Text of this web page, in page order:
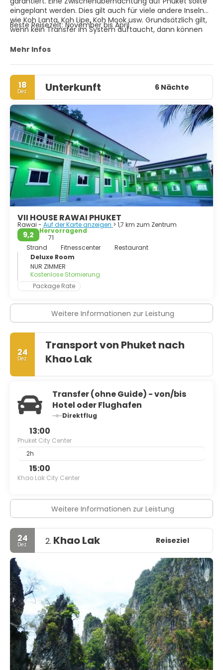
eingeplant werden. Dies gilt auch für viele andere Inseln
wie Koh Lanta, Koh Lipe, Koh Mook usw. Grundsätzlich gilt,
wenn kein Transfer im System auftaucht, dann können
angepasst werden.
Beste Reisezeit: November bis April
Mehr Infos
18
Dez. Unterkunft 6 Nächte
VII HOUSE RAWAI PHUKET
Rawai - Auf der Karte anzeigen > 1,7 km zum Zentrum
9,2
Hervorragend
71
Strand
Fitnesscenter
Restaurant
Deluxe Room
NUR ZIMMER
Kostenlose Stornierung
Package Rate
Weitere Informationen zur Leistung
24
Dez.
Transport von Phuket nach
Khao Lak
Transfer (ohne Guide) - von/bis
Hotel oder Flughafen
Direktflug
13:00
Phuket City Center
2h
15:00
Khao Lak City Center
Weitere Informationen zur Leistung
24
Dez. 2. Khao Lak Reiseziel